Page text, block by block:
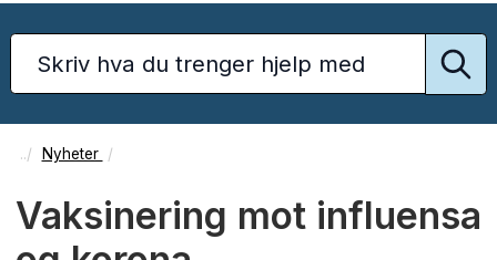
Nyheter
Vaksinering mot influensa